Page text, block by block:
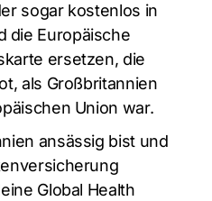
sogar kostenlos in
die Europäische
ersetzen, die
als Großbritannien
Union war.
ansässig bist und
Global Health